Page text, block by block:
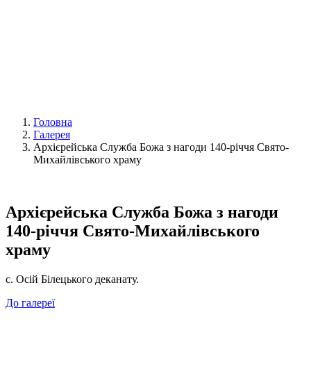
Головна
Галерея
Архієрейська Служба Божа з нагоди 140-річчя Свято-
Михайлівського храму
Архієрейська Служба Божа з нагоди
140-річчя Свято-Михайлівського
храму
с. Осій Білецького деканату.
До галереї